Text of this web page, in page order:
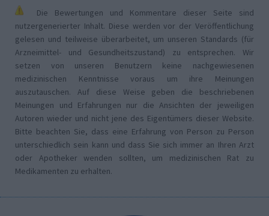
Die Bewertungen und Kommentare dieser Seite sind
nutzergenerierter Inhalt. Diese werden vor der Veröffentlichung
gelesen und teilweise überarbeitet, um unseren Standards (für
Arzneimittel- und Gesundheitszustand) zu entsprechen. Wir
setzen von unseren Benutzern keine nachgewiesenen
medizinischen Kenntnisse voraus um ihre Meinungen
auszutauschen. Auf diese Weise geben die beschriebenen
Meinungen und Erfahrungen nur die Ansichten der jeweiligen
Autoren wieder und nicht jene des Eigentümers dieser Website.
Bitte beachten Sie, dass eine Erfahrung von Person zu Person
unterschiedlich sein kann und dass Sie sich immer an Ihren Arzt
oder Apotheker wenden sollten, um medizinischen Rat zu
Medikamenten zu erhalten.